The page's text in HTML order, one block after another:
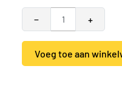
−
VU Tussenplank+
Voeg toe aan